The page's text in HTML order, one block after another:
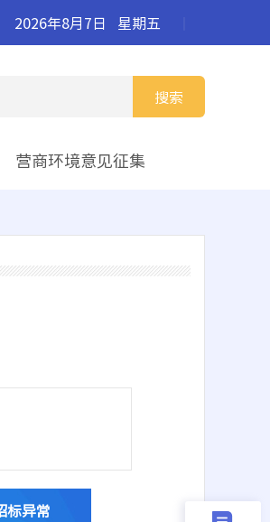
2026年8月7日 星期五
搜索
营商环境意见征集
标异常